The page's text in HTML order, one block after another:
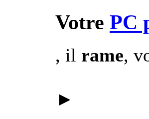
Votre PC
, il rame,
►